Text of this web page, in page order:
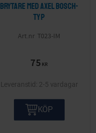
Brytare med axel Bosch-
typ
T023-IM
75 KR
2-5 vardagar
KÖP